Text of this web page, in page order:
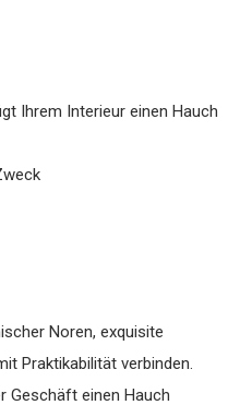
Ihrem Interieur einen Hauch
Noren, exquisite
Praktikabilität verbinden.
Geschäft einen Hauch